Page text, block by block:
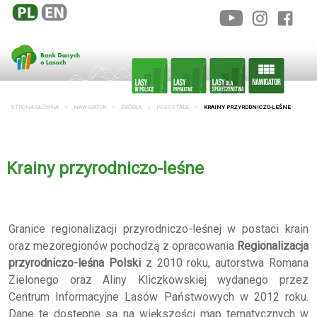
STRONA GŁÓWNA NAWIGATOR ŹRÓDŁA POZOSTAŁE KRAINY PRZYRODNICZO-LEŚNE
Krainy przyrodniczo-leśne
Granice regionalizacji przyrodniczo-leśnej w postaci krain
oraz mezoregionów pochodzą z opracowania Regionalizacja
przyrodniczo-leśna Polskiz 2010 roku, autorstwa Romana
Zielonego oraz Aliny Kliczkowskiej wydanego przez
Centrum Informacyjne Lasów Państwowych w 2012 roku.
Dane te dostępne są na większości map tematycznych w